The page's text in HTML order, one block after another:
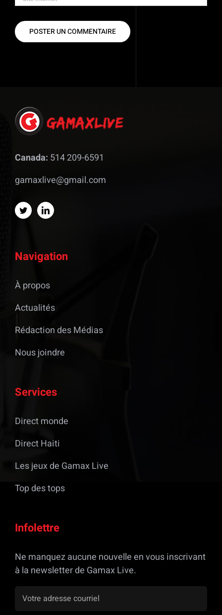
Canada: 514 209-6591
gamaxlive@gmail.com
Navigation
À propos
Actualités
Rédaction des Médias
Nous joindre
Services
Direct monde
Direct Haiti
Les jeux de Gamax Live
Top des tops
Infolettre
Ne manquez aucune nouvelle en vous inscrivant
à la newsletter de Gamax Live.